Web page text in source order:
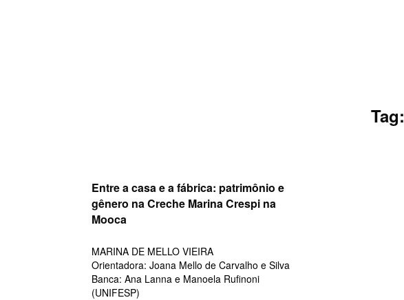
Tag:
Entre a casa e a fábrica: patrimônio e
gênero na Creche Marina Crespi na
Mooca
MARINA DE MELLO VIEIRA
Orientadora: Joana Mello de Carvalho e Silva
Banca: Ana Lanna e Manoela Rufinoni
(UNIFESP)